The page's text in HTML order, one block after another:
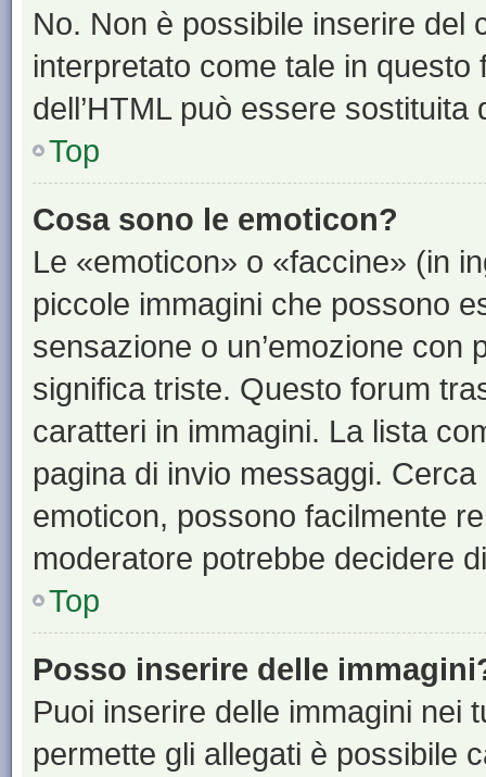
No. Non è possibile inserire del
interpretato come tale in
dell’HTML può essere sostituita
Top
Cosa sono le emoticon?
Le «emoticon» o «faccine» (in
piccole immagini che possono
sensazione o un’emozione
significa triste. Questo forum
caratteri in immagini. La lista
pagina di invio messaggi.
emoticon, possono facilmente
moderatore potrebbe decidere
Top
Posso inserire delle
Puoi inserire delle immagini nei
permette gli allegati è possibile